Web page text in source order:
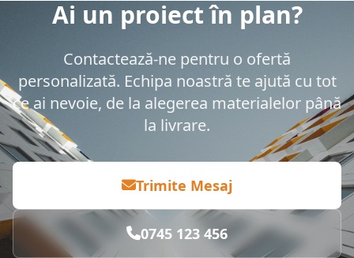
Ai un proiect în plan?
Contactează-ne pentru o ofertă
personalizată. Echipa noastră te ajută cu tot
ce ai nevoie, de la alegerea materialelor până
la livrare.
Trimite Mesaj
0745 123 456